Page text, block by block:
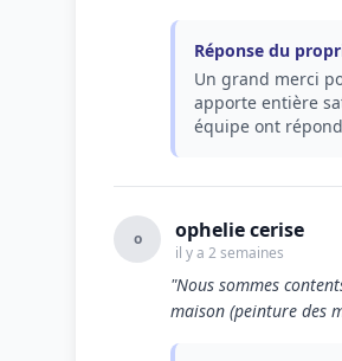
Réponse du
Un grand merci
apporte entière
équipe ont
o ophelie cerise
il y a 2 semaines
"Nous sommes
maison (peinture des